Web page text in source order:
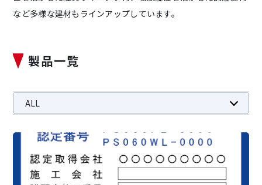
など多様な建材もラインアップしています。
製品一覧
ALL
01_はり・柱耐火被覆
02_用途別耐火被覆
03_免震装置耐火
04_鉄骨はり貫通部耐火
05_壁の耐火
06_ケーブル延焼防止
07_不燃意匠内装材
08_調湿建材
09_煙突ライニング材
10_住宅用建材
11_石綿除去等（建築）